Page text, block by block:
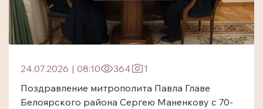
24.07.2026 | 08:10 364
1
Поздравление митрополита Павла Главе
Белоярского района Сергею Маненкову с 70-